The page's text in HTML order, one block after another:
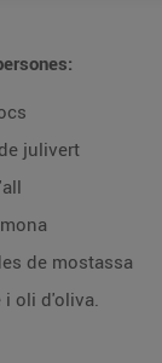
julivert
de mostassa
i oli d'oliva.